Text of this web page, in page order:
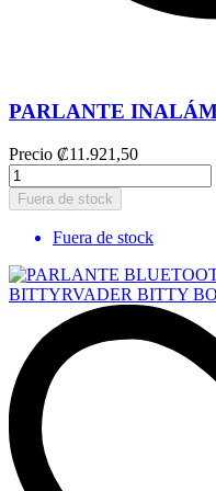
PARLANTE
Precio ₡11.921,50
Fuera de stock
Fuera de stock